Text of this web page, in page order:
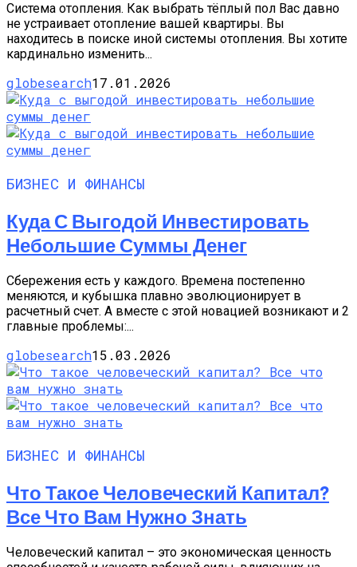
Система отопления. Как выбрать тёплый пол Вас давно
не устраивает отопление вашей квартиры. Вы
находитесь в поиске иной системы отопления. Вы хотите
кардинально изменить...
globesearch17.01.2026
БИЗНЕС И ФИНАНСЫ
Куда С Выгодой Инвестировать
Небольшие Суммы Денег
Сбережения есть у каждого. Времена постепенно
меняются, и кубышка плавно эволюционирует в
расчетный счет. А вместе с этой новацией возникают и 2
главные проблемы:...
globesearch15.03.2026
БИЗНЕС И ФИНАНСЫ
Что Такое Человеческий Капитал?
Все Что Вам Нужно Знать
Человеческий капитал – это экономическая ценность